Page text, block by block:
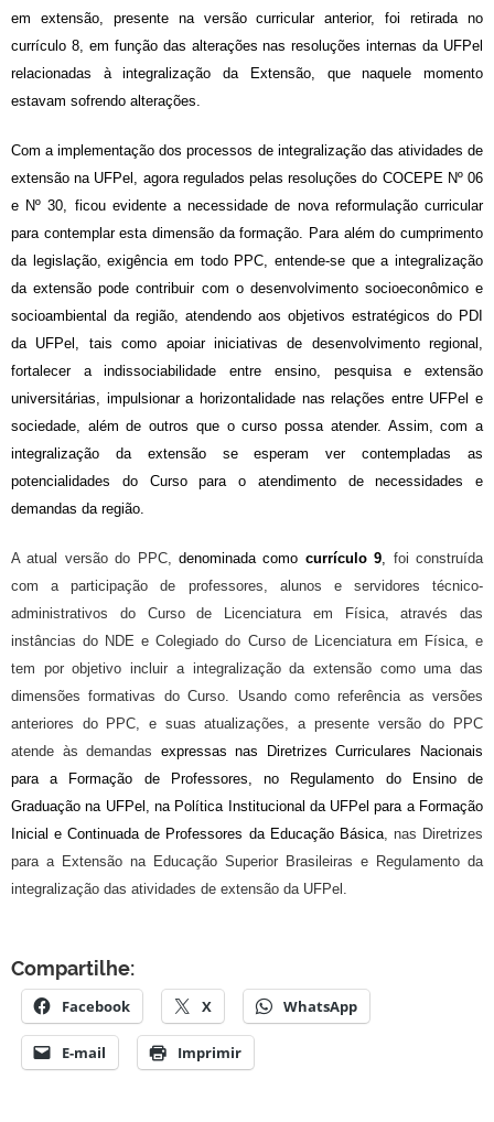
em extensão, presente na versão curricular anterior, foi retiradano
currículo 8, em função das alterações nas resoluções internas da UFPel
relacionadas à integralização da
Extensão, que naquele momento
estavam sofrendo alterações.
Com a implementação dos processos de integralização das atividadesde
extensão na UFPel, agora regulados pelas resoluções do COCEPE Nº06
e Nº30, ficou evidente a necessidade de nova reformulação curricular
para contemplar esta dimensão da formação. Para além do cumprimento
da legislação, exigência em todo PPC, entende-se que a integralização
da extensão pode contribuir com o desenvolvimento socioeconômico e
socioambiental da região, atendendo aos objetivos estratégicos do PDI
da UFPel, tais como apoiar iniciativasde desenvolvimento regional,
fortalecer a indissociabilidade entre ensino, pesquisa eextensão
universitárias, impulsionar a horizontalidade nas relações entre UFPel e
sociedade, além de outros que o curso possa atender. Assim, com a
integralização da extensãose esperam ver contempladas as
potencialidades do Curso para o atendimento de necessidades e
demandas da região.
A atual versão do PPC, denominadacomo currículo 9, foi construída
com a participação de professores, alunos e servidores técnico-
administrativos do Curso de Licenciatura em Física, através das
instâncias do NDE e Colegiado do Curso de Licenciatura em Física, e
tem por objetivo incluir a integralização da extensão como uma das
dimensões formativas do Curso. Usando como referência as versões
anteriores do PPC, e suas atualizações, a presente versão do PPC
atende às demandas expressas nas
Diretrizes Curriculares Nacionais
para a Formação de Professores, no
Regulamento do Ensino de
Graduação na UFPel , na Política Institucional da UFPel para a Formação
Inicial e Continuada de Professores da Educação Básica, nas Diretrizes
para a Extensão na Educação Superior Brasileiras e Regulamento da
integralização das atividades de extensão da UFPel.
Compartilhe:
Facebook X WhatsApp
E-mail Imprimir